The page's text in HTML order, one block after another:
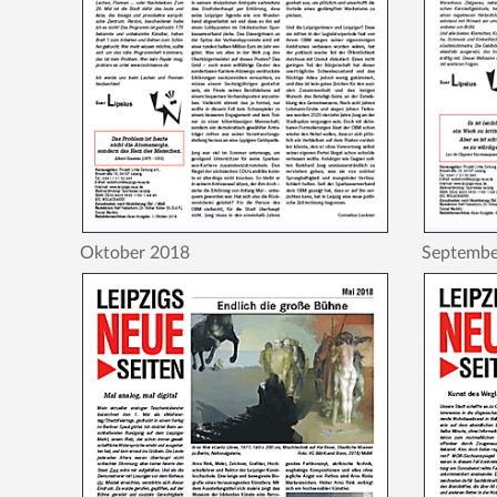
Oktober 2018